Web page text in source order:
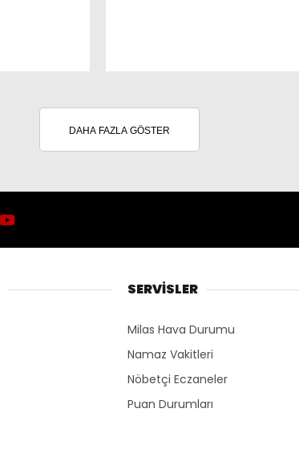
DAHA FAZLA GÖSTER
SERVİSLER
Milas Hava Durumu
Namaz Vakitleri
Nöbetçi Eczaneler
Puan Durumları